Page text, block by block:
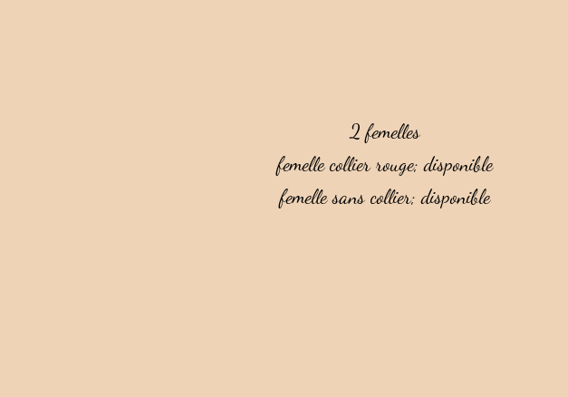
2 femelles
femelle collier rouge; disponible
femelle sans collier; disponible